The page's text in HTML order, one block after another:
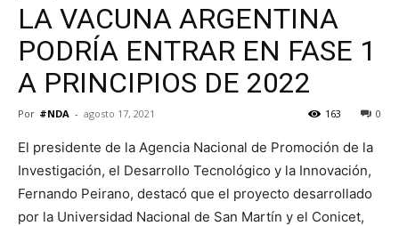
LA VACUNA ARGENTINA
PODRÍA ENTRAR EN FASE 1
A PRINCIPIOS DE 2022
Por #NDA - agosto 17, 2021 0
163
El presidente de la Agencia Nacional de Promoción de la
Investigación, el Desarrollo Tecnológico y la Innovación,
Fernando Peirano, destacó que el proyecto desarrollado
por la Universidad Nacional de San Martín y el Conicet,